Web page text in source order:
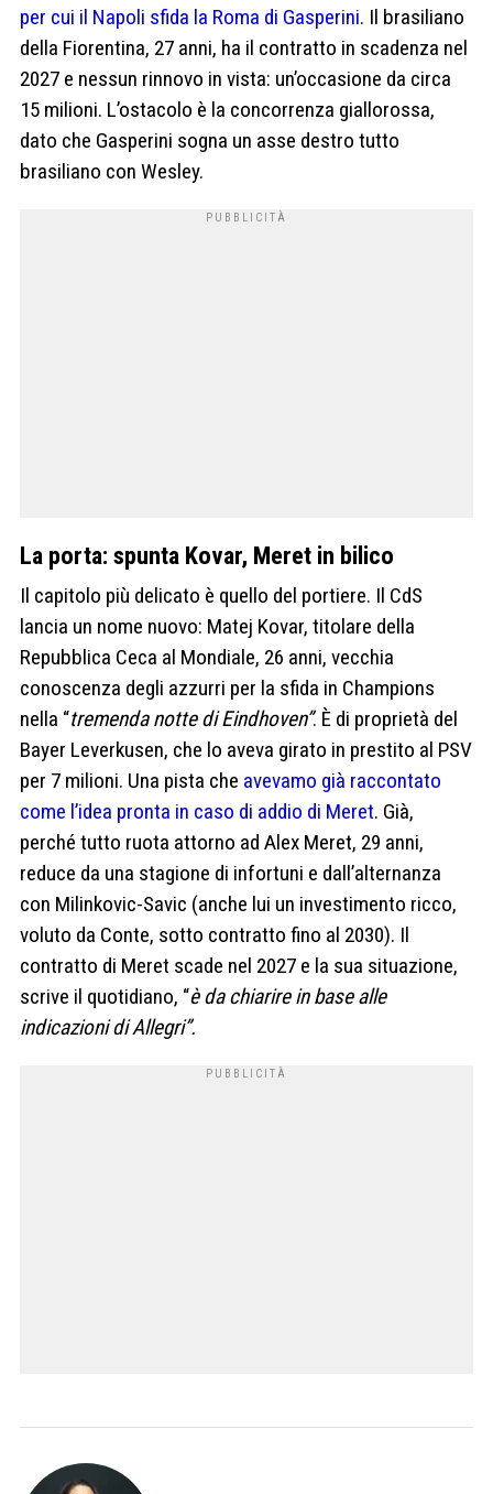
per cui il Napoli sfida la Roma di Gasperini. Il brasiliano
della Fiorentina, 27 anni, ha il contratto in scadenza nel
2027 e nessun rinnovo in vista: un’occasione da circa
15 milioni. L’ostacolo è la concorrenza giallorossa,
dato che Gasperini sogna un asse destro tutto
brasiliano con Wesley.
La porta: spunta Kovar, Meret in bilico
Il capitolo più delicato è quello del portiere. Il CdS
lancia un nome nuovo: Matej Kovar, titolare della
Repubblica Ceca al Mondiale, 26 anni, vecchia
conoscenza degli azzurri per la sfida in Champions
nella “tremenda notte di Eindhoven”. È di proprietà del
Bayer Leverkusen, che lo aveva girato in prestito al PSV
per 7 milioni. Una pista che avevamo già raccontato
come l’idea pronta in caso di addio di Meret. Già,
perché tutto ruota attorno ad Alex Meret, 29 anni,
reduce da una stagione di infortuni e dall’alternanza
con Milinkovic-Savic (anche lui un investimento ricco,
voluto da Conte, sotto contratto fino al 2030). Il
contratto di Meret scade nel 2027 e la sua situazione,
scrive il quotidiano, “è da chiarire in base alle
indicazioni di Allegri”.